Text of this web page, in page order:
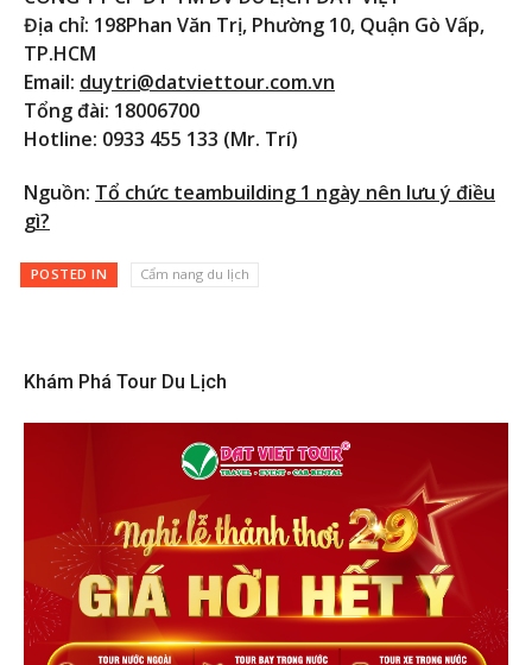
Địa chỉ: 198Phan Văn Trị, Phường 10, Quận Gò Vấp,
TP.HCM
Email: duytri@datviettour.com.vn
Tổng đài: 18006700
Hotline: 0933 455 133 (Mr. Trí)
Nguồn: Tổ chức teambuilding 1 ngày nên lưu ý điều
gì?
POSTED IN Cẩm nang du lịch
Khám Phá Tour Du Lịch